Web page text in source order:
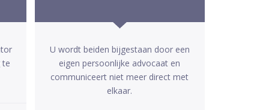
te
U wordt beiden bijgestaan door een
eigen persoonlijke advocaat en
communiceert niet meer direct met
elkaar.